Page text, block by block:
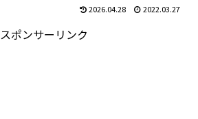
2026.04.28 2022.03.27
スポンサーリンク